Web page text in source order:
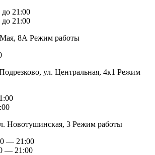
21:00
21:00
8А Режим работы
ул. Центральная, 4к1 Режим
Новотушинская, 3 Режим работы
— 21:00
— 21:00